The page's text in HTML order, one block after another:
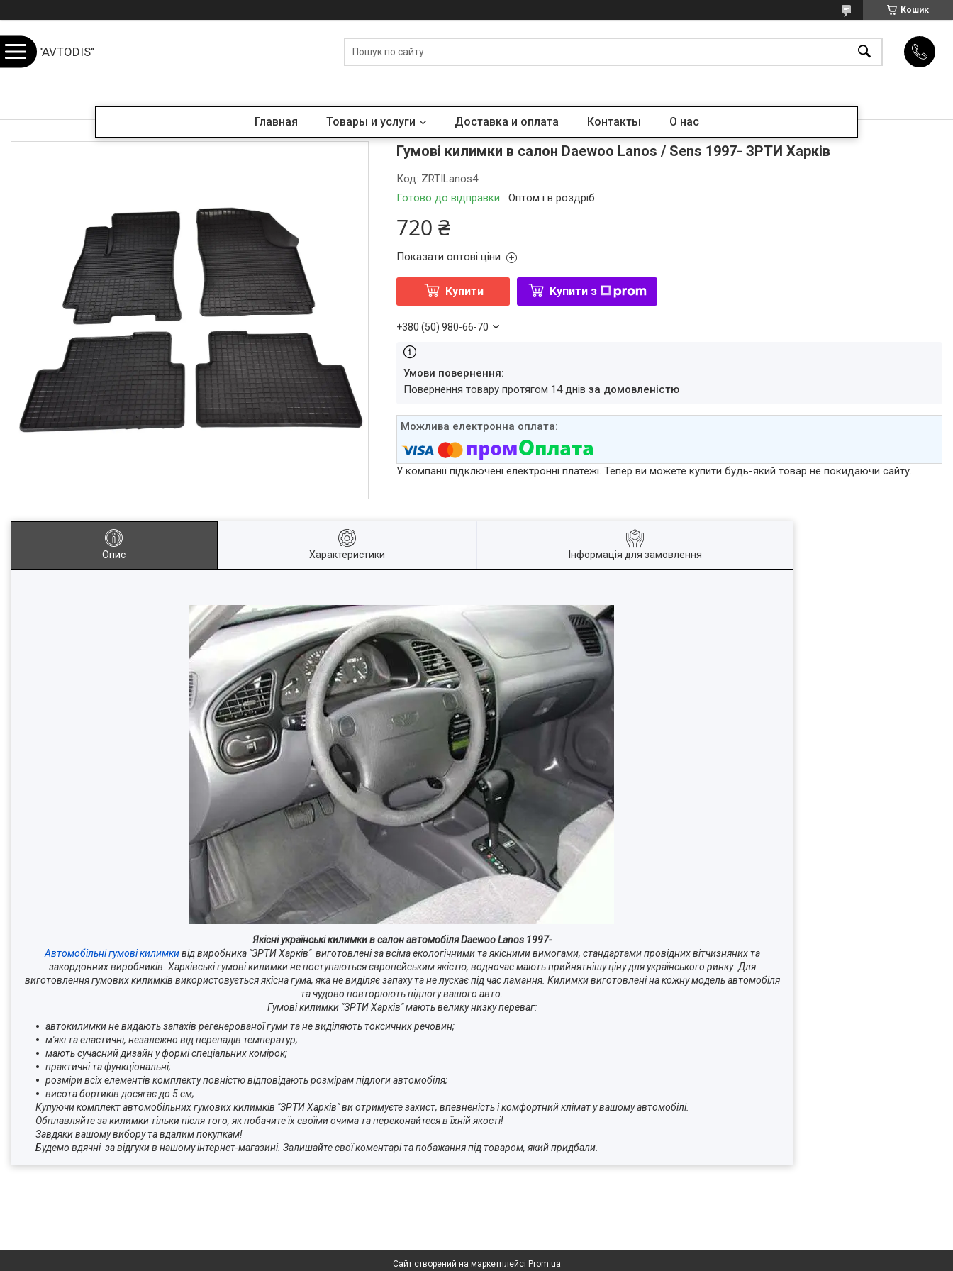
Кошик
"AVTODIS"
Главная Товары и услуги Доставка и оплата Контакты О нас
Гумові килимки в салон Daewoo Lanos / Sens 1997- ЗРТИ Харків
Готово до відправки Оптом і в роздріб
Код: ZRTILanos4
720 ₴
Показати оптові ціни
Купити Купити з
+380 (50) 980-66-70
повернення товару протягом 14 днівза домовленістю
У компанії підключені електронні платежі. Тепер ви можете купити будь-який товар не покидаючи сайту.
Опис Характеристики Інформація для замовлення
Якісні українські килимки в салон автомобіля Daewoo Lanos 1997-
Автомобільні гумові килимкивід виробника "ЗРТИ Харків" виготовлені за всіма екологічними та якісними вимогами, стандартами провідних вітчизняних та
закордонних виробників. Харківські гумові килимки не поступаються європейським якістю, водночас мають прийнятнішу ціну для українського ринку. Для
виготовлення гумових килимків використовується якісна гума, яка не виділяє запаху та не лускає під час ламання. Килимки виготовлені на кожну модель автомобіля
та чудово повторюють підлогу вашого авто.
Гумові килимки "ЗРТИ Харків" мають велику низку переваг:
автокилимки не видають запахів регенерованої гуми та не виділяють токсичних речовин;
м'які та еластичні, незалежно від перепадів температур;
мають сучасний дизайн у формі спеціальних комірок;
практичні та функціональні;
розміри всіх елементів комплекту повністю відповідають розмірам підлоги автомобіля;
висота бортиків досягає до 5 см;
Купуючи комплект автомобільних гумових килимків "ЗРТИ Харків" ви отримуєте захист, впевненість і комфортний клімат у вашому автомобілі.
Обплавляйте за килимки тільки після того, як побачите їх своїми очима та переконайтеся в їхній якості!
Завдяки вашому вибору та вдалим покупкам!
Будемо вдячні за відгуки в нашому інтернет-магазині. Залишайте свої коментарі та побажання під товаром, який придбали.
Сайт створений на маркетплейсі Prom.ua